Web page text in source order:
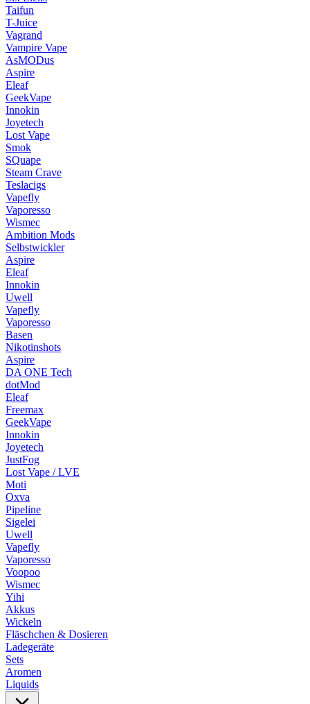
Taifun
T-Juice
Vagrand
Vampire Vape
AsMODus
Aspire
Eleaf
GeekVape
Innokin
Joyetech
Lost Vape
Smok
SQuape
Steam Crave
Teslacigs
Vapefly
Vaporesso
Wismec
Ambition Mods
Selbstwickler
Aspire
Eleaf
Innokin
Uwell
Vapefly
Vaporesso
Basen
Nikotinshots
Aspire
DA ONE Tech
dotMod
Eleaf
Freemax
GeekVape
Innokin
Joyetech
JustFog
Lost Vape / LVE
Moti
Oxva
Pipeline
Sigelei
Uwell
Vapefly
Vaporesso
Voopoo
Wismec
Yihi
Akkus
Wickeln
Fläschchen & Dosieren
Ladegeräte
Sets
Aromen
Liquids